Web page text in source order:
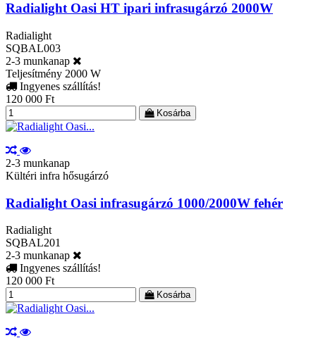
Radialight Oasi HT ipari infrasugárzó 2000W
Radialight
SQBAL003
2-3 munkanap
Teljesítmény 2000 W
Ingyenes szállítás!
120 000 Ft
Kosárba
2-3 munkanap
Kültéri infra hősugárzó
Radialight Oasi infrasugárzó 1000/2000W fehér
Radialight
SQBAL201
2-3 munkanap
Ingyenes szállítás!
120 000 Ft
Kosárba